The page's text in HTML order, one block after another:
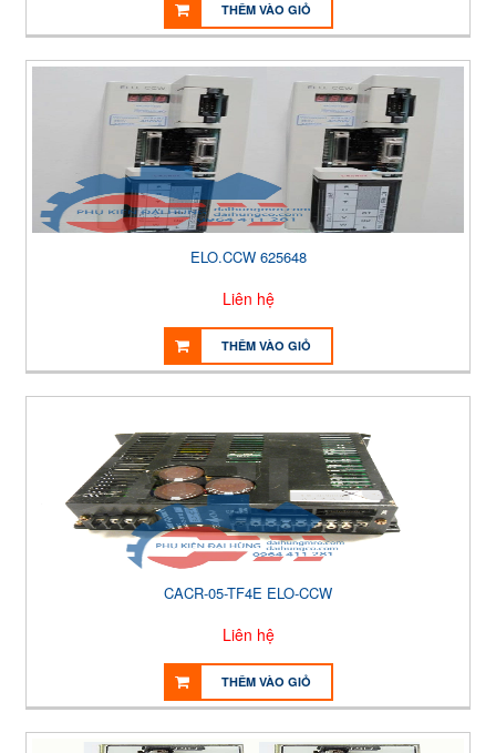
THÊM VÀO GIỎ
ELO.CCW 625648
Liên hệ
THÊM VÀO GIỎ
CACR-05-TF4E ELO-CCW
Liên hệ
THÊM VÀO GIỎ